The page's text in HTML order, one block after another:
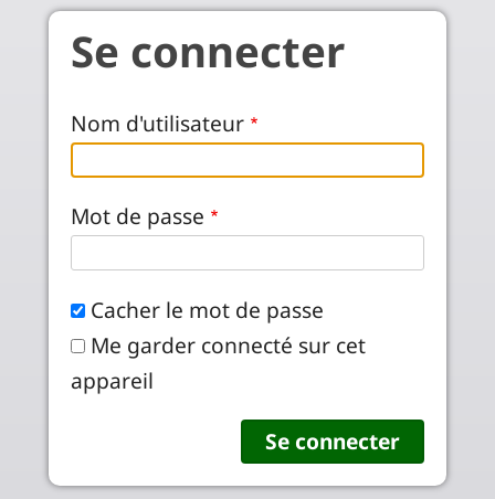
Aller au contenu principal
Se connecter
Nom d'utilisateur
Mot de passe
Cacher le mot de passe
Me garder connecté sur cet
appareil